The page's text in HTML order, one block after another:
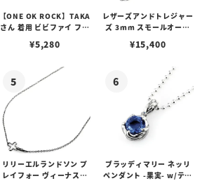
【ONE OK ROCK】TAKA
さん 着用 ビビファイ フー
¥5,280
レザーズアンドトレジャー
ズ 3mm スモールオーバ
ブスタークラスプ＆LTロ
¥15,400
リリーエルランドソン プ
レイフォー ヴィーナスチ
ブラッディマリー ネッリ
ペンダント -果実- w/ティ